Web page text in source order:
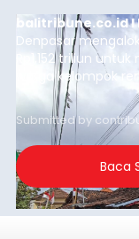
balitribune.co.id
Denpasar
Rp1,152 triliun
warga kelompok
garis kemiskinan.
guna menjaga
kelompok desil 5
merosot ke
Submitted by
Baca